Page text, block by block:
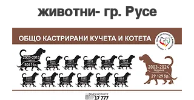
животни- гр. Русе